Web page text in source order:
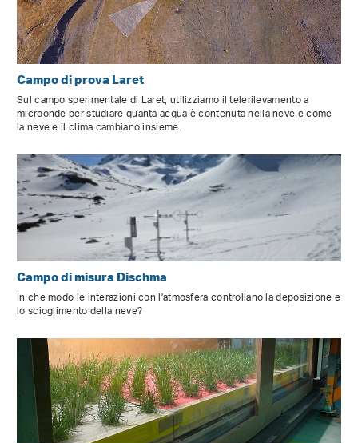
Campo di prova Laret
Sul campo sperimentale di Laret, utilizziamo il telerilevamento a
microonde per studiare quanta acqua è contenuta nella neve e come
la neve e il clima cambiano insieme.
Campo di misura Dischma
In che modo le interazioni con l'atmosfera controllano la deposizione e
lo scioglimento della neve?